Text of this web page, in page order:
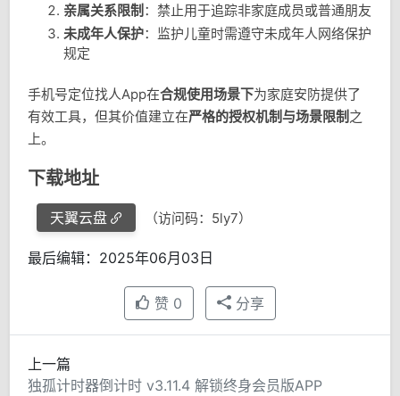
亲属关系限制 ：禁止用于追踪非家庭成员或普通朋友
未成年人保护：监护儿童时需遵守未成年人网络保护
规定
手机号定位找人App在合规使用场景下为家庭安防提供了
有效工具，但其价值建立在严格的授权机制与场景限制 之
上。
下载地址
天翼云盘 （访问码：5ly7）
最后编辑：2025年06月03日
赞 0 分享
上一篇
独孤计时器倒计时 v3.11.4 解锁终身会员版APP